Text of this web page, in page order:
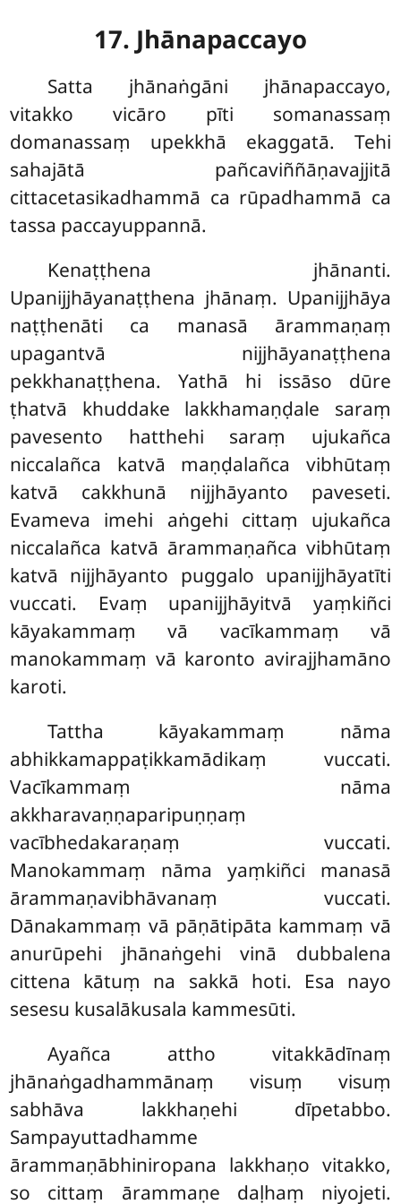
17. Jhānapaccayo
Satta jhānaṅgāni jhānapaccayo,
vitakko vicāro pīti somanassaṃ
domanassaṃ upekkhā ekaggatā. Tehi
sahajātā pañcaviññāṇavajjitā
cittacetasikadhammā ca rūpadhammā ca
tassa paccayuppannā.
Kenaṭṭhena jhānanti.
Upanijjhāyanaṭṭhena jhānaṃ. Upanijjhāya
naṭṭhenāti ca manasā ārammaṇaṃ
upagantvā nijjhāyanaṭṭhena
pekkhanaṭṭhena. Yathā hi issāso dūre
ṭhatvā khuddake lakkhamaṇḍale saraṃ
pavesento hatthehi saraṃ ujukañca
niccalañca katvā maṇḍalañca vibhūtaṃ
katvā cakkhunā nijjhāyanto paveseti.
Evameva imehi aṅgehi cittaṃ ujukañca
niccalañca katvā ārammaṇañca vibhūtaṃ
katvā nijjhāyanto puggalo upanijjhāyatīti
vuccati. Evaṃ upanijjhāyitvā yaṃkiñci
kāyakammaṃ vā vacīkammaṃ vā
manokammaṃ vā karonto avirajjhamāno
karoti.
Tattha kāyakammaṃ nāma
abhikkamappaṭikkamādikaṃ vuccati.
Vacīkammaṃ nāma
akkharavaṇṇaparipuṇṇaṃ
vacībhedakaraṇaṃ vuccati.
Manokammaṃ nāma yaṃkiñci manasā
ārammaṇavibhāvanaṃ vuccati.
Dānakammaṃ vā pāṇātipāta kammaṃ vā
anurūpehi jhānaṅgehi vinā dubbalena
cittena kātuṃ na sakkā hoti. Esa nayo
sesesu kusalākusala kammesūti.
Ayañca attho vitakkādīnaṃ
jhānaṅgadhammānaṃ visuṃ visuṃ
sabhāva lakkhaṇehi dīpetabbo.
Sampayuttadhamme
ārammaṇābhiniropana lakkhaṇo vitakko,
so cittaṃ ārammaṇe daḷhaṃ niyojeti.